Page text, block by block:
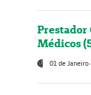
Prestador
Médicos
01 de Janeiro